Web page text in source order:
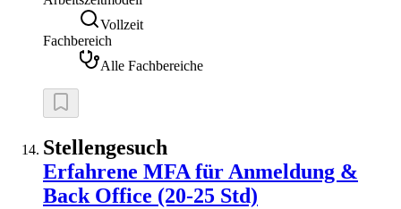
Vollzeit
Fachbereich
Alle Fachbereiche
Stellengesuch
Erfahrene MFA für Anmeldung &
Back Office (20-25 Std)